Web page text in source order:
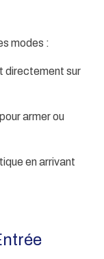
modes :
directement sur
armer ou
en arrivant